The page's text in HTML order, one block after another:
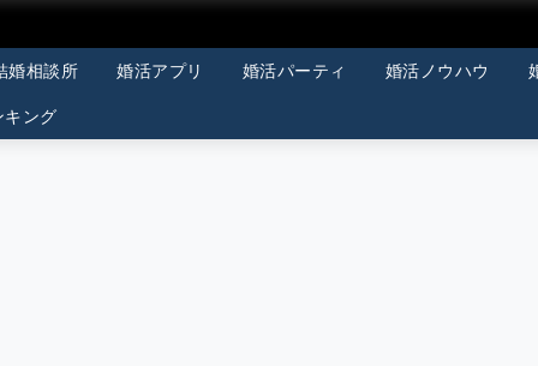
婚相談所 婚活アプリ 婚活パーティ 婚活ノウハウ
キング